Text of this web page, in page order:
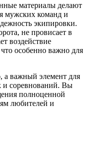
материалы делают
мужских команд и
экипировки.
не провисает в
воздействие
особенно важно для
а важный элемент для
и соревнований. Вы
полноценной
любителей и